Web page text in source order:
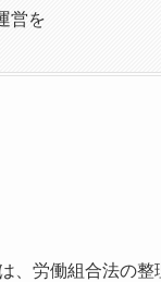
営を
、労働組合法の整